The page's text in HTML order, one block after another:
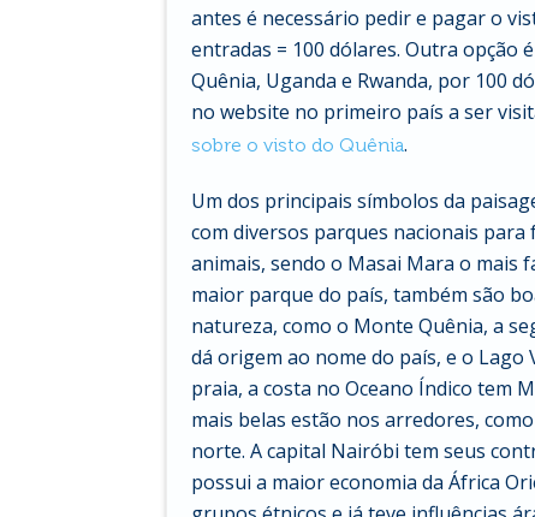
antes é necessário pedir e pagar o
entradas = 100 dólares. Outra opção
Quênia, Uganda e Rwanda, por 100
no website no primeiro país a ser
sobre o visto do Quênia.
Um dos principais símbolos da
com diversos parques nacionais
animais, sendo o Masai Mara o mais
maior parque do país, também são
natureza, como o Monte Quênia, a
dá origem ao nome do país, e o
praia, a costa no Oceano Índico tem
mais belas estão nos arredores,
norte. A capital Nairóbi tem seus
possui a maior economia da África